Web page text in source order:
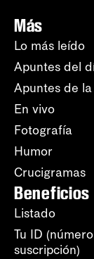
Más
Lo más leído
Apuntes del
Apuntes de
En vivo
Fotografía
Humor
Crucigramas
Beneficios
Listado
Tu ID
suscripción)